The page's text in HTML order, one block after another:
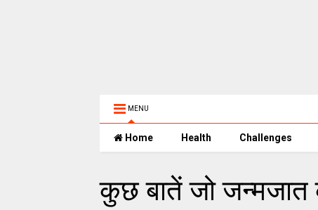
MENU
Home Health Challenges
कुछ बातें जो जन्मजात